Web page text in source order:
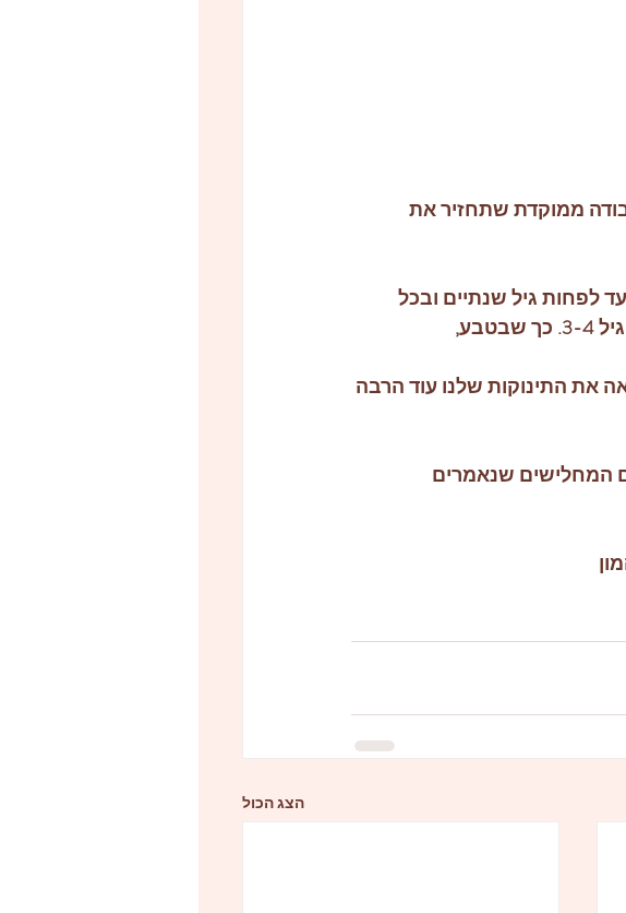
ממוקדת שתחזיר את
לפחות גיל שנתיים ובכל
את התינוקות שלנו עוד הרבה
המחלישים שנאמרים
הצג הכול